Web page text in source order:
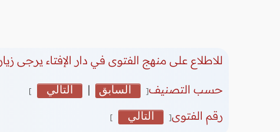
للاطلاع على منهج الفتوى في دار الإفتاء يرجى
حسب التصنيف[ السابق | التالي ]
رقم الفتوى[ التالي ]